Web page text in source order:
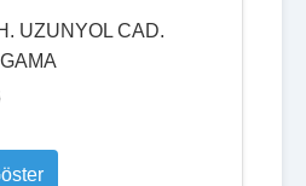
UZUNYOL CAD.